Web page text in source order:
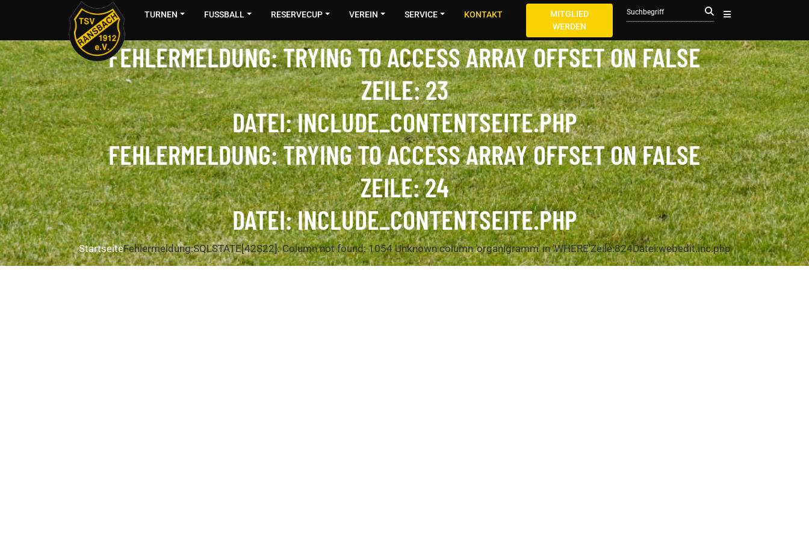
TURNEN FUSSBALL RESERVECUP VEREIN SERVICE KONTAKT
MITGLIED
WERDEN
FEHLERMELDUNG:TRYING TO ACCESS ARRAY OFFSET ON FALSE
ZEILE:23
DATEI:INCLUDE_CONTENTSEITE.PHP
FEHLERMELDUNG:TRYING TO ACCESS ARRAY OFFSET ON FALSE
ZEILE:24
DATEI:INCLUDE_CONTENTSEITE.PHP
StartseiteFehlermeldung:SQLSTATE[42S22]: Column not found: 1054 Unknown column 'organigramm' in 'WHERE'Zeile:824Datei:webedit.inc.php